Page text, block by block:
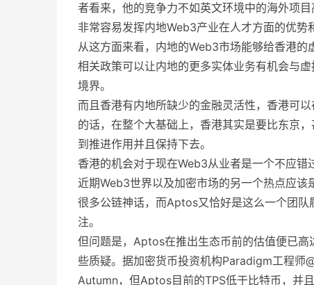
者看来，他的竞争力不如英文环境中的海外项
非常容易发挥内地Web3产业在人才方面的优势
从这方面来看，内地的Web3市场能够给香港
相关政策可以让内地的更多实体业务有机会与
境界。
而且香港有内地所缺少的金融灵活性，香港可
的话，在整个大基础上，香港其实是要比东京
到推进作用并且保持下去。
香港的机会对于现在Web3从业者是一个不应错
近期Web3世界以及加密市场的另一个热点应
很多公链神话，而Aptos又恰好是这么一个团
注。
但问题是，Aptos在推出生态币前的估值便已
些质疑。据加密货币投资机构Paradigm工程
Autumn，但Aptos目前的TPS低于比特币，并